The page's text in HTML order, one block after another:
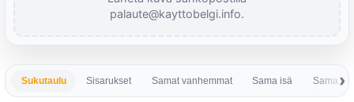
palaute@kayttobelgi.info.
Sukutaulu Sisarukset Samat vanhemmat Sama isä Sama